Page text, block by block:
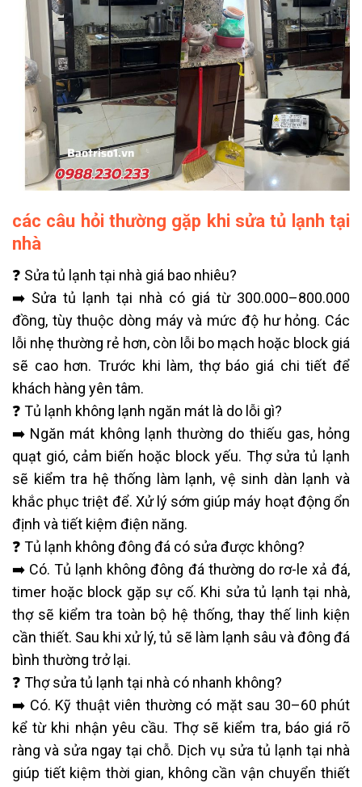
các câu hỏi thường gặp khi sửa tủ lạnh tại
nhà
❓ Sửa tủ lạnh tại nhà giá bao nhiêu?
➡️ Sửa tủ lạnh tại nhà có giá từ 300.000–800.000
đồng, tùy thuộc dòng máy và mức độ hư hỏng. Các
lỗi nhẹ thường rẻ hơn, còn lỗi bo mạch hoặc block giá
sẽ cao hơn. Trước khi làm, thợ báo giá chi tiết để
khách hàng yên tâm.
❓ Tủ lạnh không lạnh ngăn mát là do lỗi gì?
➡️ Ngăn mát không lạnh thường do thiếu gas, hỏng
quạt gió, cảm biến hoặc block yếu. Thợ sửa tủ lạnh
sẽ kiểm tra hệ thống làm lạnh, vệ sinh dàn lạnh và
khắc phục triệt để. Xử lý sớm giúp máy hoạt động ổn
định và tiết kiệm điện năng.
❓ Tủ lạnh không đông đá có sửa được không?
➡️ Có. Tủ lạnh không đông đá thường do rơ-le xả đá,
timer hoặc block gặp sự cố. Khi sửa tủ lạnh tại nhà,
thợ sẽ kiểm tra toàn bộ hệ thống, thay thế linh kiện
cần thiết. Sau khi xử lý, tủ sẽ làm lạnh sâu và đông đá
bình thường trở lại.
❓ Thợ sửa tủ lạnh tại nhà có nhanh không?
➡️ Có. Kỹ thuật viên thường có mặt sau 30–60 phút
kể từ khi nhận yêu cầu. Thợ sẽ kiểm tra, báo giá rõ
ràng và sửa ngay tại chỗ. Dịch vụ sửa tủ lạnh tại nhà
giúp tiết kiệm thời gian, không cần vận chuyển thiết